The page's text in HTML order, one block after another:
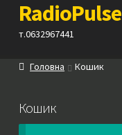
Перейти
до
Перейти
до
RadioPulse
т.0632967441
Головна Кошик
Кошик